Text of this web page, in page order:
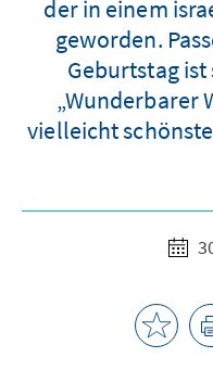
der in einem
geworden.
Geburtstag
„Wunderbarer
vielleicht